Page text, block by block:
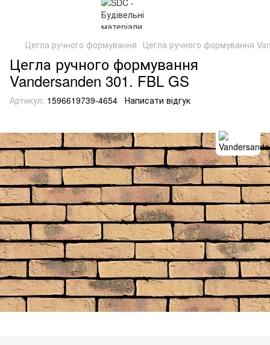
Цегла ручного формування Цегла ручного формування
Цегла ручного формування
Vandersanden 301. FBL GS
Артикул: 1596619739-4654 Написати відгук